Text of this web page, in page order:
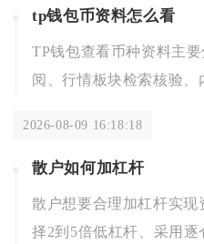
tp钱包币资料怎么看
TP钱包查看币种资料主
阅、行情板块检索核验、
2026-08-09 16:18:18
散户如何加杠杆
散户想要合理加杠杆实
择2到5倍低杠杆、采用